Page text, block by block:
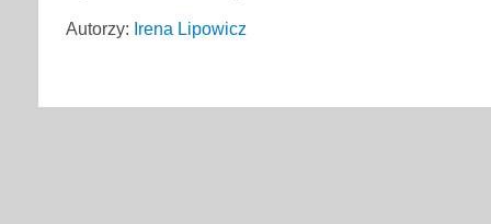
Autorzy: Irena Lipowicz